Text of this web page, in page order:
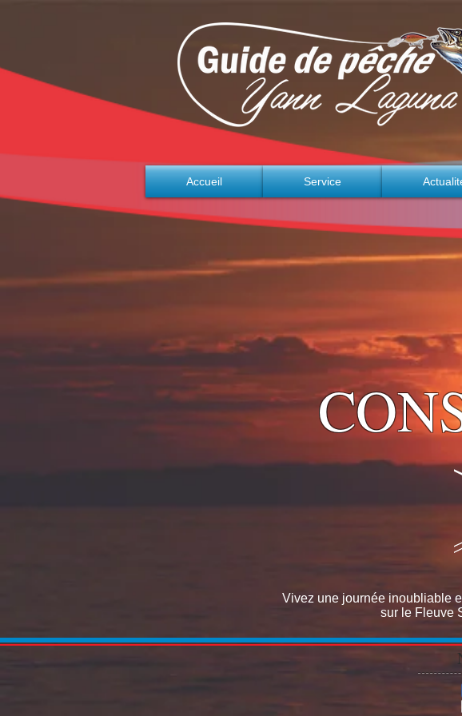
Accueil Service
Vivez une journée inoubliable
sur le Fleuve